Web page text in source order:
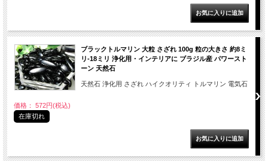
ブラックトルマリン 大粒 さざれ 100g 粒の大きさ 約8ミ
リ-18ミリ 浄化用・インテリアに ブラジル産 パワースト
ーン 天然石
天然石 浄化用 さざれ ハイクオリティ トルマリン 電気石
価格： 572円(税込)
在庫切れ